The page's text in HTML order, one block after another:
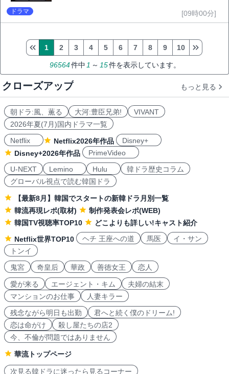
ドラマ [09時00分]
96564件中 1 ～ 15件を表示しています。
1 2 3 4 5 6 7 8 9 10
クローズアップ もっと見る
朝ドラ:風、薫る 大河:豊臣兄弟!
VIVANT
2026年夏(7月)国内ドラマ一覧
Netflix
Netflix2026年作品
Disney+
Disney+2026年作品
PrimeVideo
U-NEXT
Lemino Hulu
韓ドラ歴史コラム
グローバル視点で読む韓国ドラ
【最新8月】韓国でスタートの新韓ドラ月別一覧
韓流再現レポ(取材)
制作発表会レポ(WEB)
韓国TV視聴率TOP10
どこよりも詳しい!キャスト紹介
Netflix世界TOP10
ヘチ 王座への道 馬医
イ・サン
トンイ
鬼宮
奇皇后 華政 善徳女王 恋人
愛が来る エージェント・キム
夫婦の結末
マンションのお仕事
人妻キラー
残念ながら明日も出勤
君へと続く僕のドリーム!
恋は命がけ
殺し屋たちの店2
今、不倫が問題ではありません
華流トップページ
次見る韓ドラに迷ったら見るコーナー